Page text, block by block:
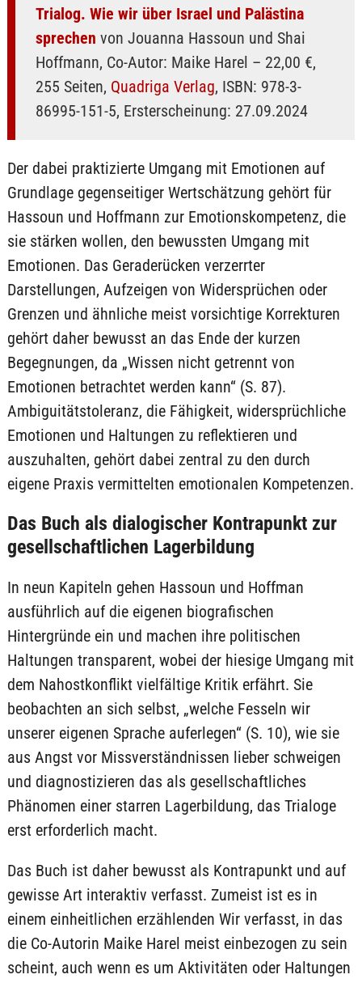
Trialog. Wie wir über Israel und Palästina
sprechen von Jouanna Hassoun und Shai
Hoffmann, Co-Autor: Maike Harel – 22,00 €,
255 Seiten, Quadriga Verlag, ISBN: 978-3-
86995-151-5, Ersterscheinung: 27.09.2024
Der dabei praktizierte Umgang mit Emotionen auf
Grundlage gegenseitiger Wertschätzung gehört für
Hassoun und Hoffmann zur Emotionskompetenz, die
sie stärken wollen, den bewussten Umgang mit
Emotionen. Das Geraderücken verzerrter
Darstellungen, Aufzeigen von Widersprüchen oder
Grenzen und ähnliche meist vorsichtige Korrekturen
gehört daher bewusst an das Ende der kurzen
Begegnungen, da „Wissen nicht getrennt von
Emotionen betrachtet werden kann“ (S. 87).
Ambiguitätstoleranz, die Fähigkeit, widersprüchliche
Emotionen und Haltungen zu reflektieren und
auszuhalten, gehört dabei zentral zu den durch
eigene Praxis vermittelten emotionalen Kompetenzen.
Das Buch als dialogischer Kontrapunkt zur
gesellschaftlichen Lagerbildung
In neun Kapiteln gehen Hassoun und Hoffman
ausführlich auf die eigenen biografischen
Hintergründe ein und machen ihre politischen
Haltungen transparent, wobei der hiesige Umgang mit
dem Nahostkonflikt vielfältige Kritik erfährt. Sie
beobachten an sich selbst, „welche Fesseln wir
unserer eigenen Sprache auferlegen“ (S. 10), wie sie
aus Angst vor Missverständnissen lieber schweigen
und diagnostizieren das als gesellschaftliches
Phänomen einer starren Lagerbildung, das Trialoge
erst erforderlich macht.
Das Buch ist daher bewusst als Kontrapunkt und auf
gewisse Art interaktiv verfasst. Zumeist ist es in
einem einheitlichen erzählenden Wir verfasst, in das
die Co-Autorin Maike Harel meist einbezogen zu sein
scheint, auch wenn es um Aktivitäten oder Haltungen